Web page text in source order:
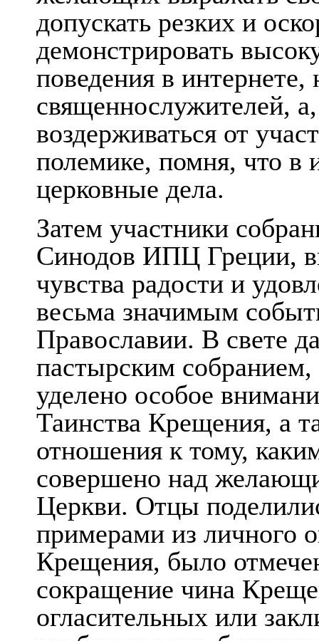
допускать резких и
демонстрировать
поведения в
священнослужителей,
воздерживаться от
полемике, помня, что в
церковные дела.
Затем участники
Синодов ИПЦ Греции,
чувства радости и
весьма значимым
Православии. В свете
пастырским
уделено особое
Таинства Крещения, а
отношения к тому,
совершено над
Церкви. Отцы
примерами из личного
Крещения, было
сокращение чина
огласительных или